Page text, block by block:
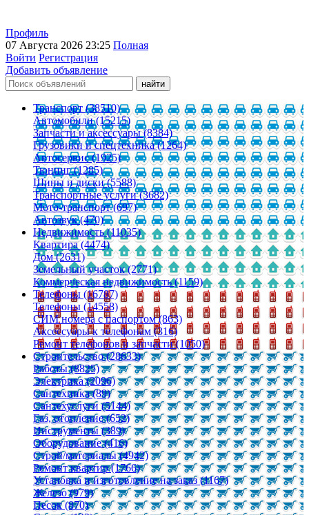
Профиль
07 Августа 2026 23:25 Полная
Войти Регистрация
Добавить объявление
Транспорт (38510)
Автомобили (15215)
Запчасти и аксессуары (8384)
Грузовики и спецтехника (1264)
Автосервис (1925)
Тюнинг (1285)
Шины и диски (5588)
Транспортные услуги (3682)
Мото-транспорт (697)
Автозвук (470)
Недвижимость (11035)
Квартира (4474)
Дом (2631)
Земельный участок (2771)
Коммерческая недвижимость (1159)
Телефоны (16787)
Телефоны (14558)
СИМ номера с паспортом (863)
Аксессуары к телефонам (316)
Ремонт телефонов и запчасти (1050)
Строительство (28633)
Работы (8825)
Электрика (2096)
Сантехника (89)
Сантехуслуги (5144)
Газ, отопление (652)
Инструменты (389)
Оборудование (416)
Строй/материалы (4942)
Ремонт квартир (1766)
Установка и изготовление на заказ (1167)
Железо (979)
Песок (870)